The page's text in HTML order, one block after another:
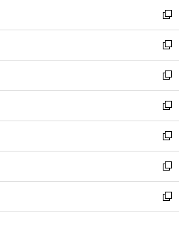
く
ド
ウ
で
開
く
ィ
ン
ド
ウ
で
開
く
い
ウ
ィ
ン
ド
ウ
で
開
く
新
し
い
ウ
ィ
ン
ド
ウ
で
開
く
新
し
い
ウ
ィ
ン
ド
ウ
で
開
く
新
し
い
ウ
ィ
ン
ド
ウ
で
開
新
し
い
ウ
ィ
ン
ド
ウ
新
し
い
ウ
ィ
ン
新
し
い
ウ
新
し